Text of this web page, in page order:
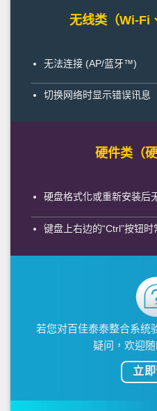
无线类（Wi-Fi
无法连接 (AP/蓝牙™)
切换网络时显示错误讯息
硬件类（
硬盘格式化或重新安装后
键盘上右边的“Ctrl”按钮
若您对百佳泰泰整合系统
疑问，欢迎
立